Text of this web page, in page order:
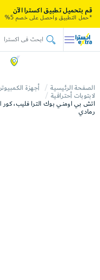
الصفحة الرئيسية أجهزة الكمبيوتر
لابتوبات أحترافية
رمادي
قم بتحميل تطبيق اكسترا الآن
*حمل التطبيق واحصل على خصم 5%